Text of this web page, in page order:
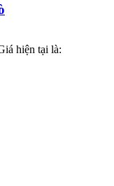
hiện tại là: